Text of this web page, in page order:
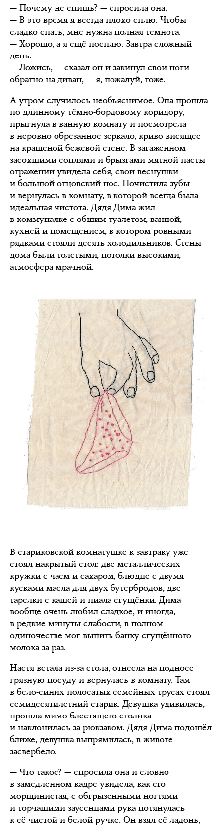
— Почему не спишь? — спросила она.
— В это время я всегда плохо сплю. Чтобы
сладко спать, мне нужна полная темнота.
— Хорошо, а я ещё посплю. Завтра сложный
день.
— Ложись, — сказал он и закинул свои ноги
обратно на диван, — я, пожалуй, тоже.
А утром случилось необъяснимое. Она прошла
по длинному тёмно-бордовому коридору,
прыгнула в ванную комнату и посмотрела
в неровно обрезанное зеркало, криво висящее
на крашеной бежевой стене. В загаженном
засохшими соплями и брызгами мятной пасты
отражении увидела себя, свои веснушки
и большой отцовский нос. Почистила зубы
и вернулась в комнату, в которой всегда была
идеальная чистота. Дядя Дима жил
в коммуналке с общим туалетом, ванной,
кухней и помещением, в котором ровными
рядками стояли десять холодильников. Стены
дома были толстыми, потолки высокими,
атмосфера мрачной.
В стариковской комнатушке к завтраку уже
стоял накрытый стол: две металлических
кружки с чаем и сахаром, блюдце с двумя
кусками масла для двух бутербродов, две
тарелки с кашей и пиала сгущёнки. Дима
вообще очень любил сладкое, и иногда,
в редкие минуты слабости, в полном
одиночестве мог выпить банку сгущённого
молока за раз.
Настя встала из-за стола, отнесла на подносе
грязную посуду и вернулась в комнату. Там
в бело-синих полосатых семейных трусах стоял
семидесятилетний старик. Девушка удивилась,
прошла мимо блестящего столика
и наклонилась за рюкзаком. Дядя Дима подошёл
ближе, девушка выпрямилась, в животе
засвербело.
— Что такое? — спросила она и словно
в замедленном кадре увидела, как его
морщинистая, с обгрызенными ногтями
и торчащими заусенцами рука потянулась
к её чистой и белой ручке. Он взял её ладонь,